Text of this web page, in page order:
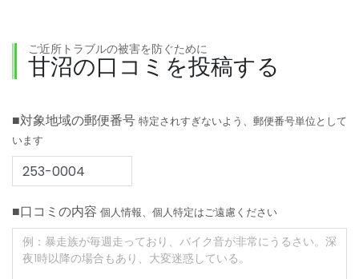
ご近所トラブルの被害を防ぐために
甘沼の口コミを投稿する
■対象地域の郵便番号 特定されすぎないよう、郵便番号単位として
います
■口コミの内容 個人情報、個人特定はご遠慮ください